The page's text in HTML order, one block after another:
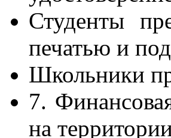
Студенты
печатью и
Школьники
7.
на